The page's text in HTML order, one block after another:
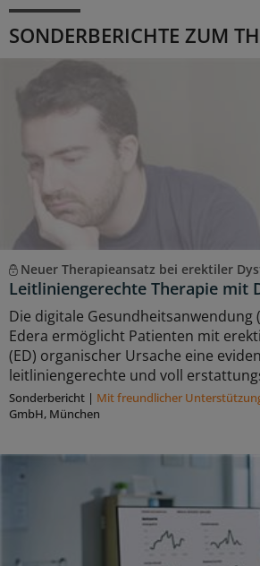
SONDERBERICHTE ZUM
Neuer Therapieansatz bei erektiler
Leitliniengerechte Therapie mit
Die digitale Gesundheitsanwendung
Edera ermöglicht Patienten mit
(ED) organischer Ursache eine
leitliniengerechte und voll
Sonderbericht | Mit freundlicher
GmbH, München